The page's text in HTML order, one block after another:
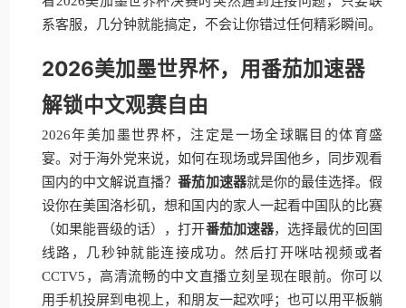
系客服，几分钟就能搞定，不会让你错过任何精彩瞬间。
2026美加墨世界杯，用番茄加速器
解锁中文观赛自由
2026年美加墨世界杯，注定是一场全球瞩目的体育盛
宴。对于海外党来说，如何在现场或异国他乡，同步观看
国内的中文解说直播？番茄加速器就是你的最佳选择。假
设你在美国洛杉矶，想和国内的家人一起看中国队的比赛
（如果能晋级的话），打开番茄加速器，选择最优的回国
线路，几秒钟就能连接成功。然后打开咪咕视频或者
CCTV5，高清流畅的中文直播立刻呈现在眼前。你可以
用手机投屏到电视上，和朋友一起欢呼；也可以用平板躺